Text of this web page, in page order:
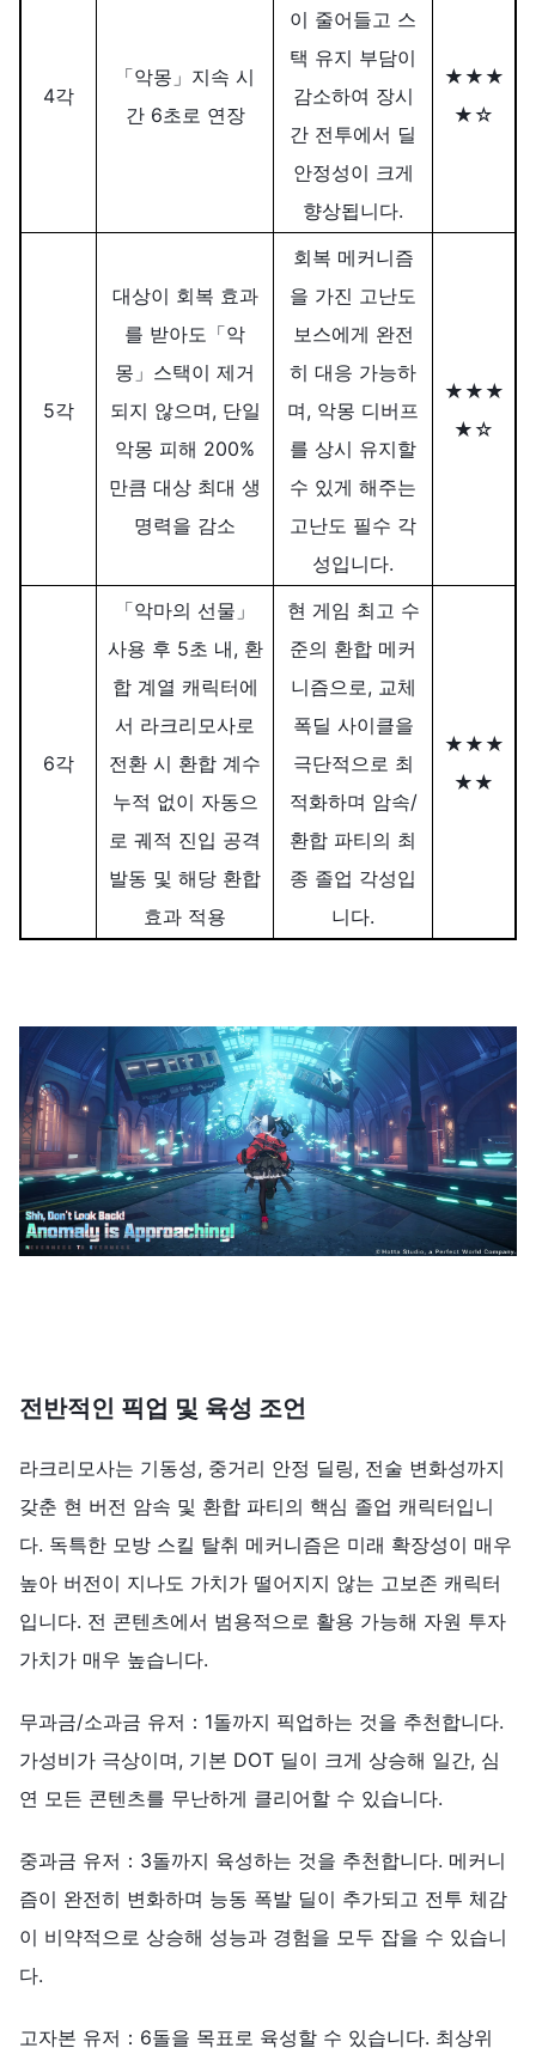
4각
「악몽」지속 시
간 6초로 연장
이 줄어들고 스
택 유지 부담이
감소하여 장시
간 전투에서 딜
안정성이 크게
향상됩니다.
★★★
★☆
5각
대상이 회복 효과
를 받아도「악
몽」스택이 제거
되지 않으며, 단일
악몽 피해 200%
만큼 대상 최대 생
명력을 감소
회복 메커니즘
을 가진 고난도
보스에게 완전
히 대응 가능하
며, 악몽 디버프
를 상시 유지할
수 있게 해주는
고난도 필수 각
성입니다.
★★★
★☆
6각
「악마의 선물」
사용 후 5초 내, 환
합 계열 캐릭터에
서 라크리모사로
전환 시 환합 계수
누적 없이 자동으
로 궤적 진입 공격
발동 및 해당 환합
효과 적용
현 게임 최고 수
준의 환합 메커
니즘으로, 교체
폭딜 사이클을
극단적으로 최
적화하며 암속/
환합 파티의 최
종 졸업 각성입
니다.
★★★
★★
전반적인 픽업 및 육성 조언
라크리모사는 기동성, 중거리 안정 딜링, 전술 변화성까지
갖춘 현 버전 암속 및 환합 파티의 핵심 졸업 캐릭터입니
다. 독특한 모방 스킬 탈취 메커니즘은 미래 확장성이 매우
높아 버전이 지나도 가치가 떨어지지 않는 고보존 캐릭터
입니다. 전 콘텐츠에서 범용적으로 활용 가능해 자원 투자
가치가 매우 높습니다.
무과금/소과금 유저：1돌까지 픽업하는 것을 추천합니다.
가성비가 극상이며, 기본 DOT 딜이 크게 상승해 일간, 심
연 모든 콘텐츠를 무난하게 클리어할 수 있습니다.
중과금 유저：3돌까지 육성하는 것을 추천합니다. 메커니
즘이 완전히 변화하며 능동 폭발 딜이 추가되고 전투 체감
이 비약적으로 상승해 성능과 경험을 모두 잡을 수 있습니
다.
고자본 유저：6돌을 목표로 육성할 수 있습니다. 최상위